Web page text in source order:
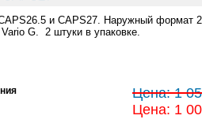
и CAPS27. Наружный формат
G. 2 штуки в упаковке.
Цена: 1
Цена: 1